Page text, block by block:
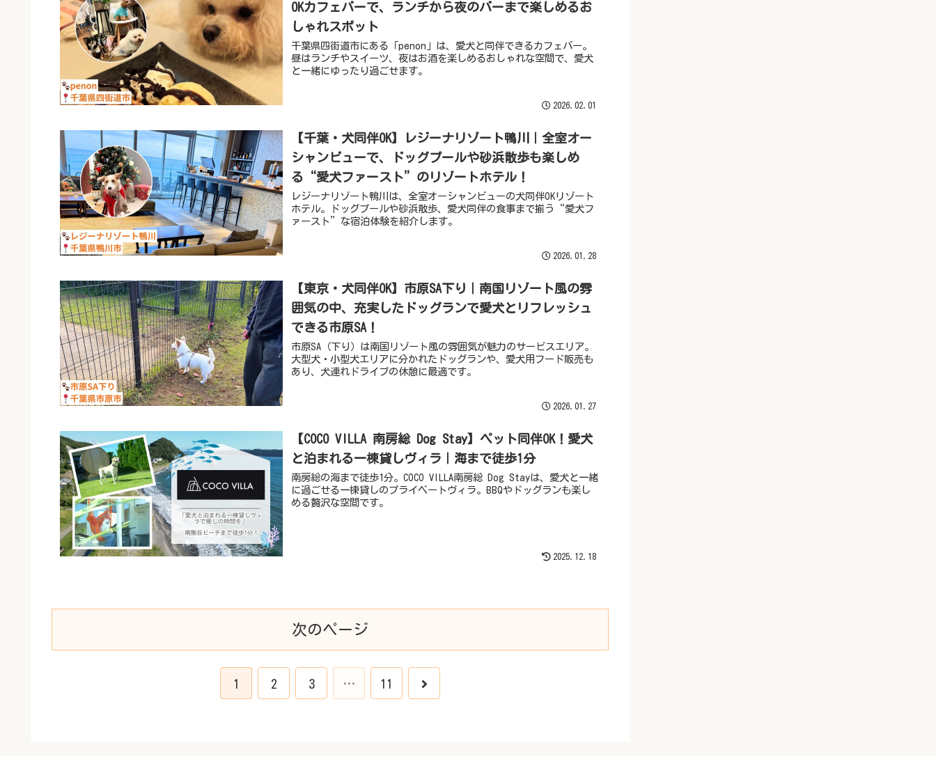
OKカフェバーで、ランチから夜のバーまで楽しめるお
しゃれスポット
千葉県四街道市にある「penon」は、愛犬と同伴できるカフェバー。
昼はランチやスイーツ、夜はお酒を楽しめるおしゃれな空間で、愛犬
と一緒にゆったり過ごせます。
2026.02.01
【千葉・犬同伴OK】レジーナリゾート鴨川｜全室オー
シャンビューで、ドッグプールや砂浜散歩も楽しめ
る“愛犬ファースト”のリゾートホテル！
レジーナリゾート鴨川は、全室オーシャンビューの犬同伴OKリゾート
ホテル。ドッグプールや砂浜散歩、愛犬同伴の食事まで揃う“愛犬フ
ァースト”な宿泊体験を紹介します。
2026.01.28
【東京・犬同伴OK】市原SA下り｜南国リゾート風の雰
囲気の中、充実したドッグランで愛犬とリフレッシュ
できる市原SA！
市原SA（下り）は南国リゾート風の雰囲気が魅力のサービスエリア。
大型犬・小型犬エリアに分かれたドッグランや、愛犬用フード販売も
あり、犬連れドライブの休憩に最適です。
2026.01.27
【COCO VILLA 南房総 Dog Stay】ペット同伴OK！愛犬
と泊まれる一棟貸しヴィラ｜海まで徒歩1分
南房総の海まで徒歩1分。COCO VILLA南房総 Dog Stayは、愛犬と一緒
に過ごせる一棟貸しのプライベートヴィラ。BBQやドッグランも楽し
める贅沢な空間です。
2025.12.18
次のページ
1 2 3 … 11 次